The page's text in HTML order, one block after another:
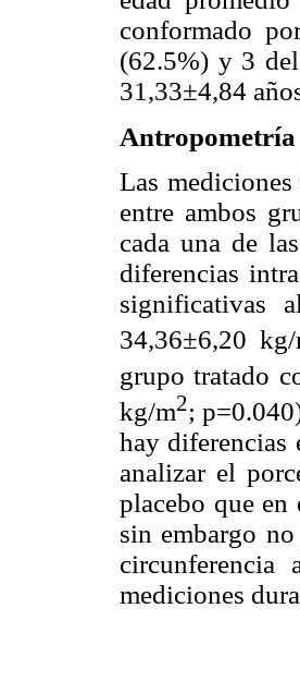
conformado
(62.5%) y 3
31,33±4,84
Antropometría
Las
entre ambos
cada una de
diferencias
significativas
34,36±6,20 kg/
grupo tratado
kg/m2;
hay diferencias
analizar el
placebo que
sin embargo
circunferencia
mediciones